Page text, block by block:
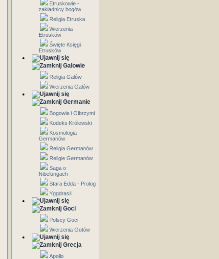
Etruskowie -
zakładnicy bogów
Religia Etruska
Wierzenia
Etrusków
Święte Księgi
Etrusków
Galowie
Religia Galów
Wierzenia Galów
Germanie
Bogowie i Olbrzymi
Kodeks Królewski
Kosmologia
Germanów
Religia Germanów
Religie Germanów
Saga o
Nibelungach
Stara Edda - Prolog
Yggdrasil
Goci
Polscy Goci
Wierzenia Gotów
Grecja
Apollo